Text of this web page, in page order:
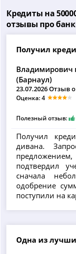
Кредиты на
отзывы про
Получил
Владимирович
(Барнаул)
23.07.2026 Отзыв
Оценка: 4
Полезный отзыв:
Получил
дивана.
подтвердил
сначала
одобрение
поступили на
Одна из